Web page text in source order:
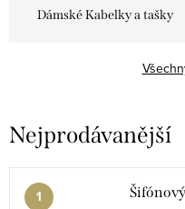
Dámské Kabelky a tašky
Nejprodávanější